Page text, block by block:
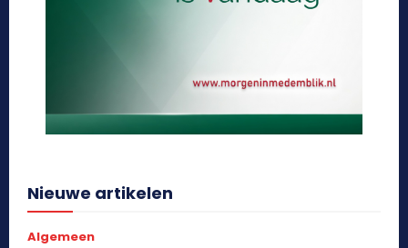
Nieuwe artikelen
Algemeen